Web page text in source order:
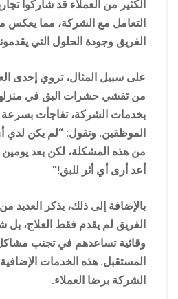
الكثير من العملاء قد شاركوا
التعامل مع الشركة، مما يعكس
الفريق وجودة الحلول التي
على سبيل المثال، تروي إحدى
من تفشي حشرات البق في منزلها.
بخدمات الشركة، تفاجأت بسرعة
الموظفين. وتقول: “لم يكن لدي
من هذه المشكلة، لكن بعد
أعد أرى أي أثر للبق!”
بالإضافة إلى ذلك، يذكر العديد
الفريق لم يقدم فقط العلاج، بل
وقائية تساعدهم في تجنب
المستقبل. هذه الخدمات
الشركة برضا العملاء.